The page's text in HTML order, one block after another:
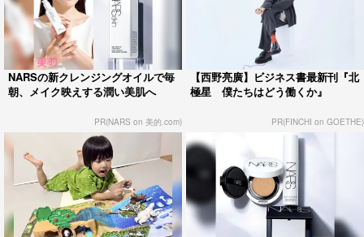
NARSの新クレンジングオイルで毎
朝、メイク映えする潤い美肌へ
PR(NARS on 美的.com)
【西野亮廣】ビジネス書最新刊『北
極星 僕たちはどう働くか』
PR(FINCHI on GOETHE)